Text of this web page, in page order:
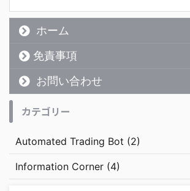
ホーム
免責事項
お問い合わせ
カテゴリー
Automated Trading Bot (2)
Information Corner (4)